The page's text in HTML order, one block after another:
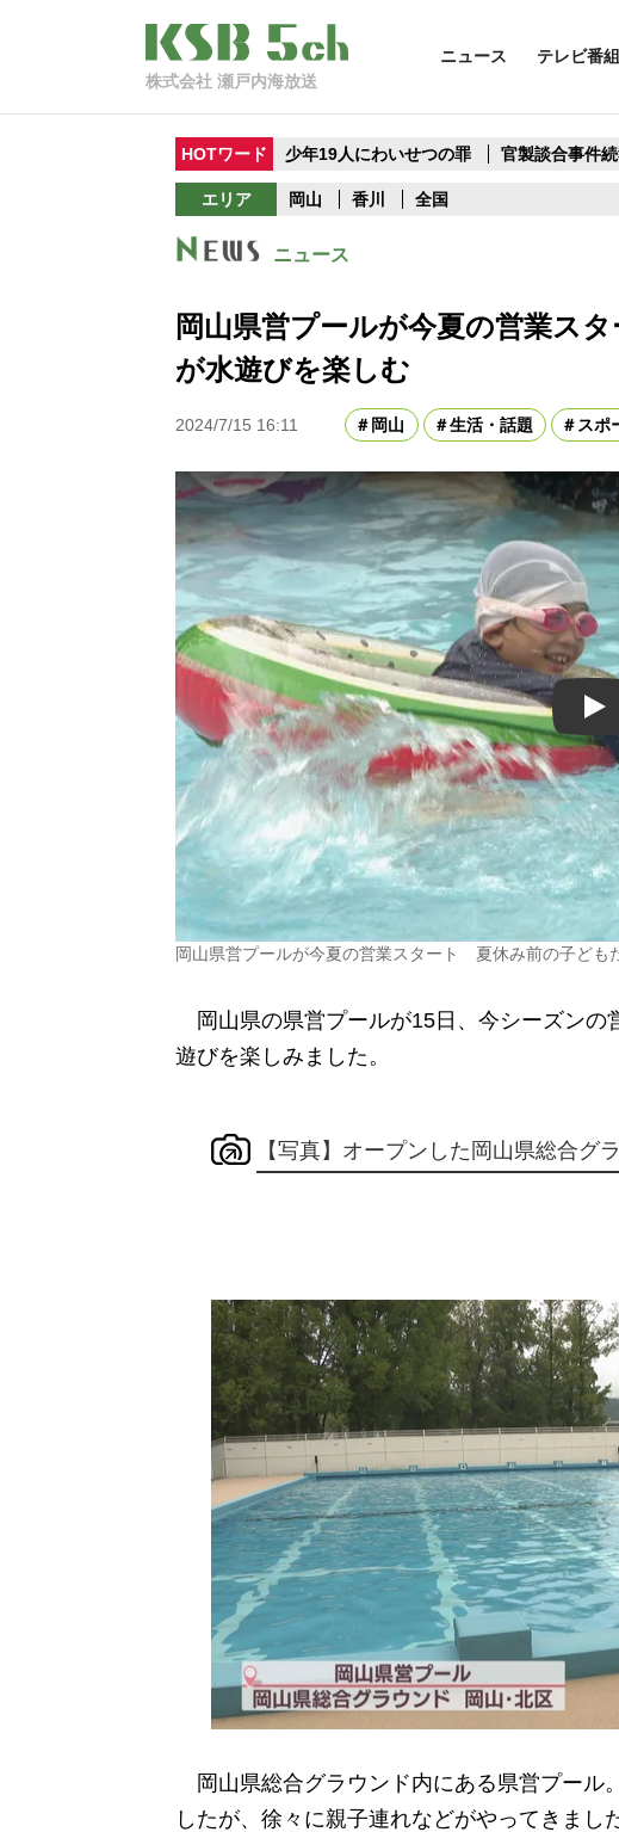
株式会社 瀬戸内海放送
ニュース テレビ番組
HOTワード 少年19人にわいせつの罪 官製談合事件
エリア 岡山 香川 全国
ニュース
岡山県営プールが今夏の営業ス
が水遊びを楽しむ
2024/7/15 16:11 岡山 生活・話題 スポ
Play
岡山県営プールが今夏の営業スタート 夏休み前の子ども
岡山県の県営プールが15日、今シーズンの
遊びを楽しみました。
【写真】オープンした岡山県総合グ
岡山県総合グラウンド内にある県営プール
したが、徐々に親子連れなどがやってきまし